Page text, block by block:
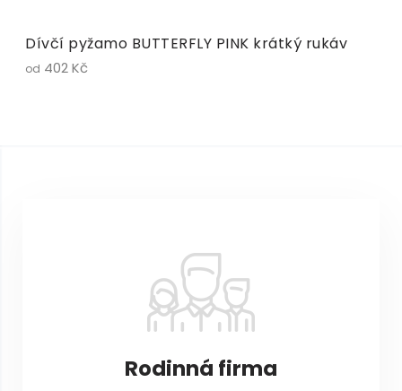
Dívčí pyžamo BUTTERFLY PINK krátký rukáv
od 402 Kč
Rodinná firma